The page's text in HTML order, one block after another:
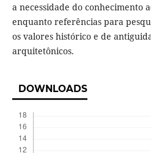
a necessidade do conhecimento
enquanto referências para
os valores histórico e de
arquitetônicos.
DOWNLOADS